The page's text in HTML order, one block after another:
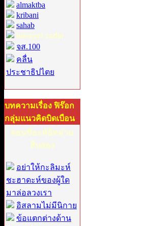
almaktba
kribani
sahab
internet radio
จส.100
คลื่น
ประชาธิปไตย
บทความเรื่อง ฟิร๊อก
กลุ่มแนวคิดบิดเบือน
ตอนชีอะห์อิหม่าม
สิบสอง
อย่าให้กะลิมะห์
ชะฮาดะห์ของผู้ใด
มาล่อลวงเรา
อิสลามไม่มีนิกาย
ข้อแตกต่างด้าน